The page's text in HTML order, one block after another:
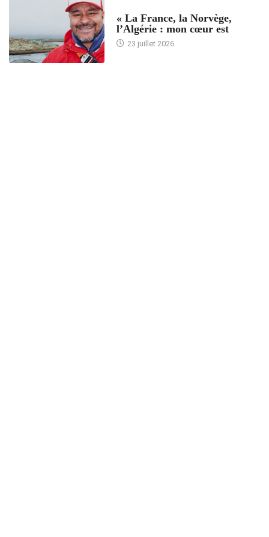
« La France, la Norvège,
l’Algérie : mon cœur est
23 juillet 2026